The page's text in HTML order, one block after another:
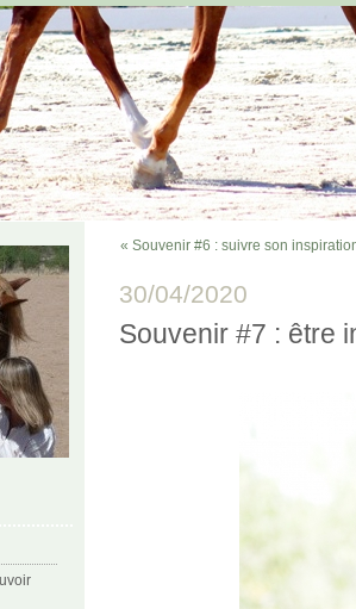
« Souvenir #6 : suivre son
30/04/2020
Souvenir #7 : être